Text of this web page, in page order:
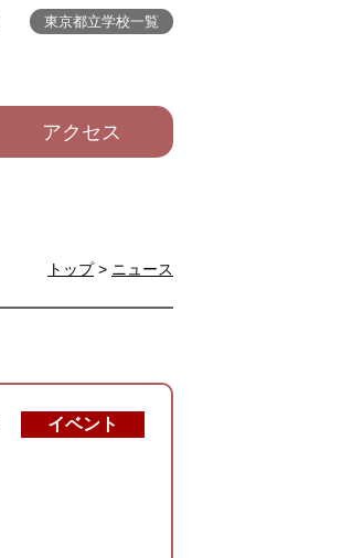
アクセス
東京都立学校一覧
トップ> ニュース
イベント